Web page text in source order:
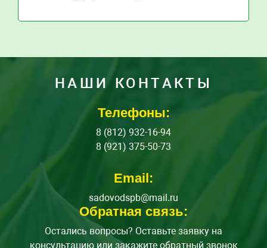
НАШИ КОНТАКТЫ
Телефоны:
8 (812) 932-16-94
8 (921) 375-50-73
Email:
sadovodspb@mail.ru
Обратная связь:
Остались вопросы? Оставьте заявку на
консультацию или закажите обратный звонок